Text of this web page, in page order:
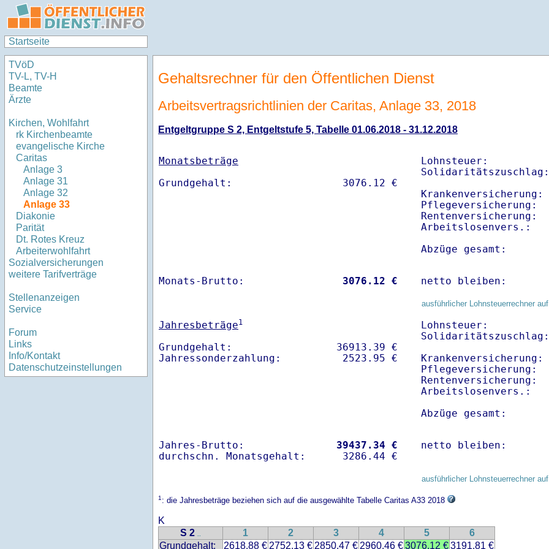
Startseite
TVöD
TV-L, TV-H
Beamte
Ärzte
Kirchen, Wohlfahrt
rk Kirchenbeamte
evangelische Kirche
Caritas
Anlage 3
Anlage 31
Anlage 32
Anlage 33
Diakonie
Parität
Dt. Rotes Kreuz
Arbeiterwohlfahrt
Sozialversicherungen
weitere Tarifverträge
Stellenanzeigen
Service
Forum
Links
Info/Kontakt
Datenschutzeinstellungen
Gehaltsrechner für den Öffentlichen Dienst
Arbeitsvertragsrichtlinien der Caritas, Anlage 33, 2018
Entgeltgruppe S 2, Entgeltstufe 5, Tabelle 01.06.2018 - 31.12.2018
Monatsbeträge
Lohnsteuer:
Arbeitslosenvers.:
Abzüge gesamt:
Monats-Brutto: 3076.12 € netto
ausführlicher Lohnsteuerrechner
Jahresbeträge1
Grundgehalt:                 36913.39 €
Lohnsteuer:
Rentenversicherung:
Arbeitslosenvers.:
Abzüge gesamt:
Jahres-Brutto: 39437.34 €
netto
ausführlicher Lohnsteuerrechner
1: die Jahresbeträge beziehen sich auf die ausgewählte Tabelle Caritas A33 2018
K
S 2 .. 1 2 3 4 5
6
Grundgehalt:
2618.88 € 2752.13 € 2850.47 € 2960.46 €3076.12 €3191.81 €